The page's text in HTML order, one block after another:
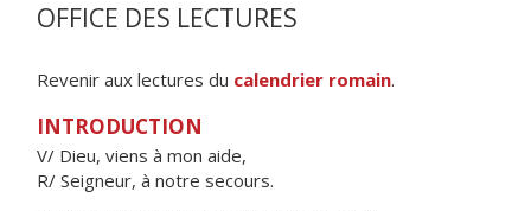
OFFICE DES LECTURES
Revenir aux lectures du calendrier romain.
INTRODUCTION
V/ Dieu, viens à mon aide,
R/ Seigneur, à notre secours.